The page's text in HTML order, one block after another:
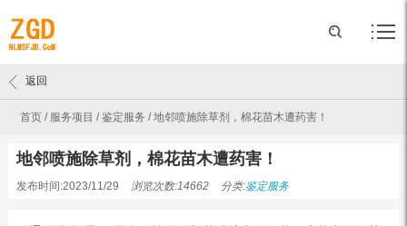
首页 / 服务项目 /鉴定服务 /地邻喷施除草剂，棉花苗木遭药害！
返回
地邻喷施除草剂，棉花苗木遭药害！
发布时间:2023/11/29 浏览次数:14662 分类:鉴定服务